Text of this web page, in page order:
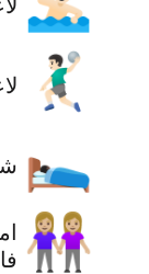
🤾🏻‍♂️
🛌🏿
👭🏼